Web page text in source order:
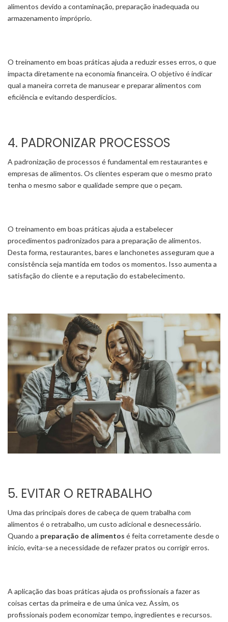
alimentos devido a contaminação, preparação inadequada ou
armazenamento impróprio.
O treinamento em boas práticas ajuda a reduzir esses erros, o que
impacta diretamente na economia financeira. O objetivo é indicar
qual a maneira correta de manusear e preparar alimentos com
eficiência e evitando desperdícios.
4. PADRONIZAR PROCESSOS
A padronização de processos é fundamental em restaurantes e
empresas de alimentos. Os clientes esperam que o mesmo prato
tenha o mesmo sabor e qualidade sempre que o peçam.
O treinamento em boas práticas ajuda a estabelecer
procedimentos padronizados para a preparação de alimentos.
Desta forma, restaurantes, bares e lanchonetes asseguram que a
consistência seja mantida em todos os momentos. Isso aumenta a
satisfação do cliente e a reputação do estabelecimento.
5. EVITAR O RETRABALHO
Uma das principais dores de cabeça de quem trabalha com
alimentos é o retrabalho, um custo adicional e desnecessário.
Quando a preparação de alimentos é feita corretamente desde o
início, evita-se a necessidade de refazer pratos ou corrigir erros.
A aplicação das boas práticas ajuda os profissionais a fazer as
coisas certas da primeira e de uma única vez. Assim, os
profissionais podem economizar tempo, ingredientes e recursos.